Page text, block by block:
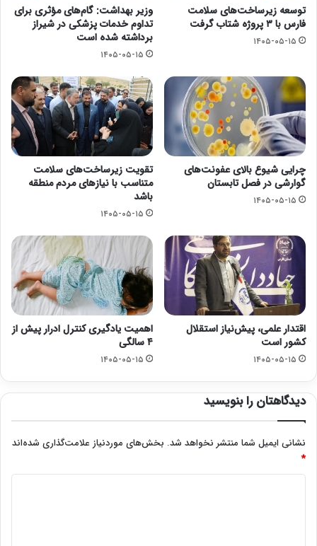
توسعه زیرساخت‌های سلامت
فارس با ۳ پروژه شتاب گرفت
۱۴۰۵-۰۵-۱۵
وزیر بهداشت: گام‌های مؤثری برای
تداوم خدمات پزشکی در شیراز
برداشته شده است
۱۴۰۵-۰۵-۱۵
چرایی شیوع بالای عفونت‌های
گوارشی در فصل تابستان
۱۴۰۵-۰۵-۱۵
تقویت زیرساخت‌های سلامت
متناسب با نیازهای مردم منطقه
باشد
۱۴۰۵-۰۵-۱۵
اقتدار علمی، پیش‌نیاز استقلال
کشور است
۱۴۰۵-۰۵-۱۵
اهمیت یادگیری کنترل ادرار پیش از
۴ سالگی
۱۴۰۵-۰۵-۱۵
دیدگاهتان را بنویسید
نشانی ایمیل شما منتشر نخواهد شد. بخش‌های موردنیاز علامت‌گذاری شده‌اند
*